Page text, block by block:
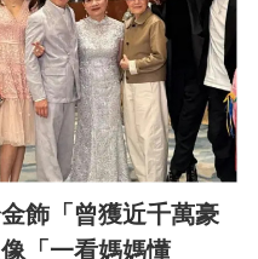
飾「曾獲近千萬豪
「一看媽媽懂